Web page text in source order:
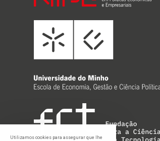
Utilizamos cookies para assegurar que lhe